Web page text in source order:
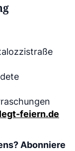
feiern.de
Abonniere